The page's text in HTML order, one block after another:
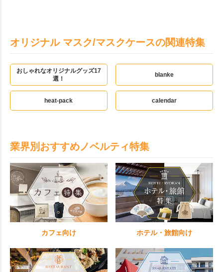
ちらのオリジナルマスクケー
スは、マスクを衛生的に一時
ラー印刷でオリジナリティを
出せるのでノベルティや物販
商品にも役立ちます。100部一
式でのお取扱いとなりますの
で、100枚以上100枚単位でご
った質感がなく自然な仕上が
りとなります。企業やイベン
オリジナル マスク/マスクケースの関連特集
おしゃれなオリジナルグッズ17
選！
blanke
heat-pack calendar
業界別おすすめノベルティ特集
カフェ向け ホテル・旅館向け